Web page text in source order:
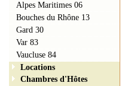
Alpes Maritimes 06
Bouches du Rhône 13
Gard 30
Var 83
Vaucluse 84
Locations
Chambres d'Hôtes